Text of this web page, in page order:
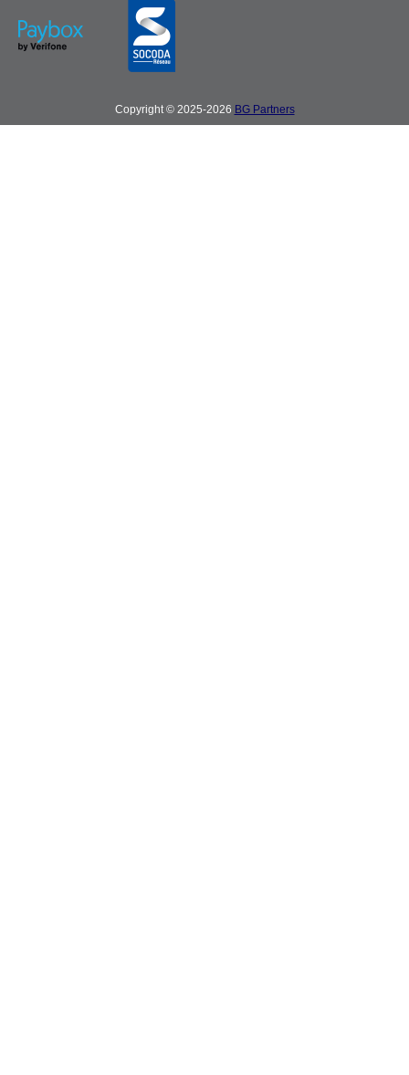
Copyright © 2025-2026 BG Partners